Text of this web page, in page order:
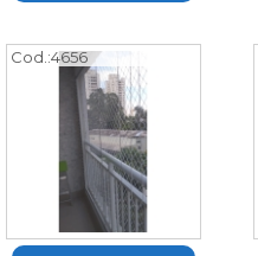
Cod.:4656